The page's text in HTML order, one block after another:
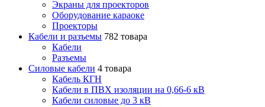
Экраны для проекторов
Оборудование караоке
Проекторы
Кабели и разъемы 782 товара
Кабели
Разъемы
Силовые кабели 4 товара
Кабель КГН
Кабели в ПВХ изоляции на 0,66-6 кВ
Кабели силовые до 3 кВ